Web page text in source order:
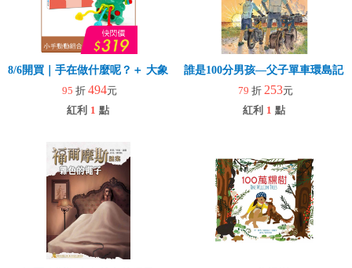
8/6開買｜手在做什麼呢？＋ 大象拉拉樂(玩具)
95 折 494元
紅利 1 點
誰是100分男孩—父子單車環島記
79 折 253元
紅利 1 點